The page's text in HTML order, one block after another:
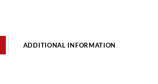
ADDITIONAL INFORMATION